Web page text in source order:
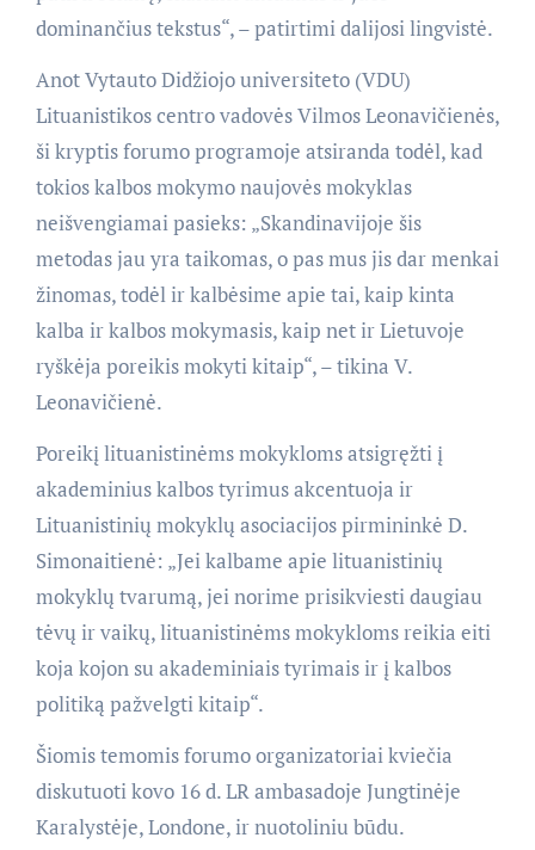
dominančius tekstus“, – patirtimi dalijosi lingvistė.
Anot Vytauto Didžiojo universiteto (VDU)
Lituanistikos centro vadovės Vilmos Leonavičienės,
ši kryptis forumo programoje atsiranda todėl, kad
tokios kalbos mokymo naujovės mokyklas
neišvengiamai pasieks: „Skandinavijoje šis
metodas jau yra taikomas, o pas mus jis dar menkai
žinomas, todėl ir kalbėsime apie tai, kaip kinta
kalba ir kalbos mokymasis, kaip net ir Lietuvoje
ryškėja poreikis mokyti kitaip“, – tikina V.
Leonavičienė.
Poreikį lituanistinėms mokykloms atsigręžti į
akademinius kalbos tyrimus akcentuoja ir
Lituanistinių mokyklų asociacijos pirmininkė D.
Simonaitienė: „Jei kalbame apie lituanistinių
mokyklų tvarumą, jei norime prisikviesti daugiau
tėvų ir vaikų, lituanistinėms mokykloms reikia eiti
koja kojon su akademiniais tyrimais ir į kalbos
politiką pažvelgti kitaip“.
Šiomis temomis forumo organizatoriai kviečia
diskutuoti kovo 16 d. LR ambasadoje Jungtinėje
Karalystėje, Londone, ir nuotoliniu būdu.